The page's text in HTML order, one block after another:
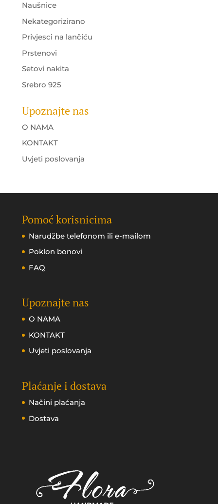
Naušnice
Nekategorizirano
Privjesci na lančiću
Prstenovi
Setovi nakita
Srebro 925
Upoznajte nas
O NAMA
KONTAKT
Uvjeti poslovanja
Pomoć korisnicima
Narudžbe telefonom ili e-mailom
Poklon bonovi
FAQ
Upoznajte nas
O NAMA
KONTAKT
Uvjeti poslovanja
Plaćanje i dostava
Načini plaćanja
Dostava